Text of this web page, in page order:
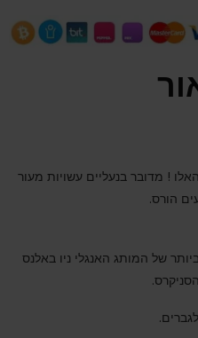
! מדובר בנעליים עשויות מעור
הורס.
של המותג האנגלי ניו באלנס